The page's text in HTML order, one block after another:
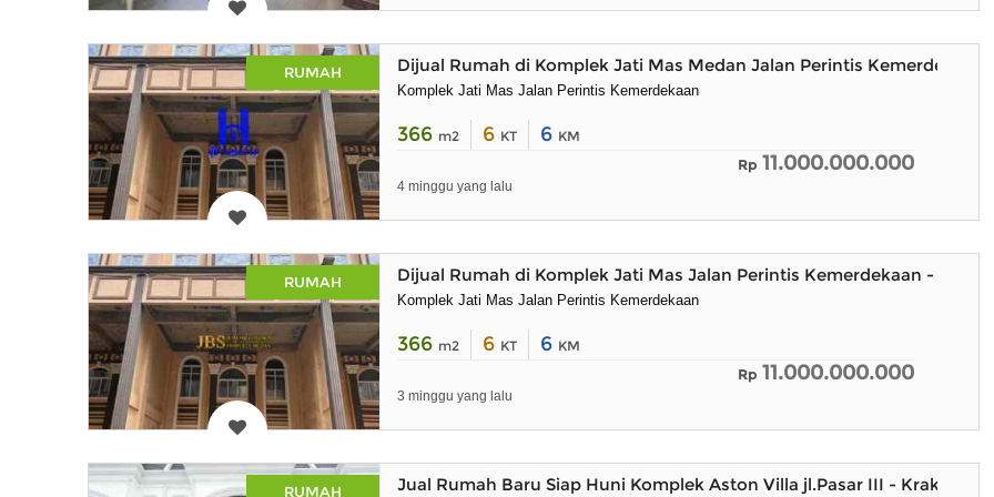
RUMAH Dijual Rumah di Komplek Jati Mas Medan Jalan Perintis Kemerdekaan
Komplek Jati Mas Jalan Perintis Kemerdekaan
366 m2 6 KT 6 KM
Rp 11.000.000.000
4 minggu yang lalu
RUMAH Dijual Rumah di Komplek Jati Mas Jalan Perintis Kemerdekaan -
Komplek Jati Mas Jalan Perintis Kemerdekaan
366 m2 6 KT 6 KM
Rp 11.000.000.000
3 minggu yang lalu
RUMAH Jual Rumah Baru Siap Huni Komplek Aston Villa jl.Pasar III - Krakatau